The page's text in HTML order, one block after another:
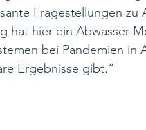
Fragestellungen zu
hat hier ein Abwasser-
bei Pandemien
Ergebnisse gibt.“